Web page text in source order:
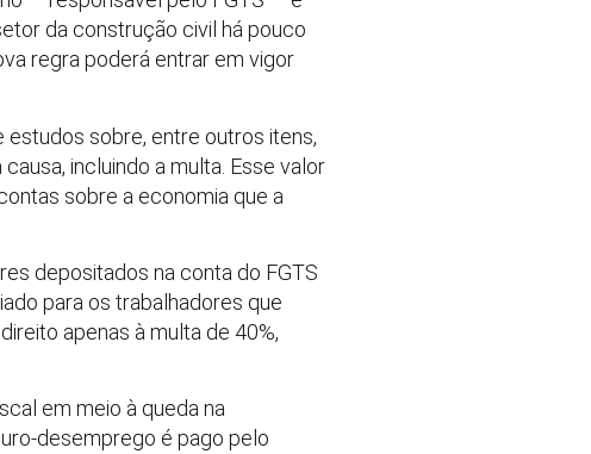
da construção civil há pouco
regra poderá entrar em vigor
sobre, entre outros itens,
incluindo a multa. Esse valor
sobre a economia que a
depositados na conta do FGTS
para os trabalhadores que
apenas à multa de 40%,
em meio à queda na
desemprego é pago pelo